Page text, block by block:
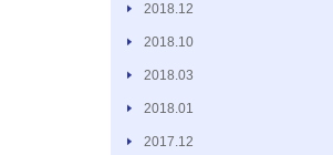
2018.12
2018.10
2018.03
2018.01
2017.12